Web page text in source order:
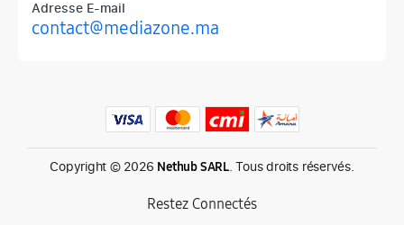
Adresse E-mail
contact@mediazone.ma
Produits phares chez Mediazone
Retrouvez chez Mediazone les références incontournables :
Copyright © 2026 Nethub SARL. Tous droits réservés.
Restez Connectés